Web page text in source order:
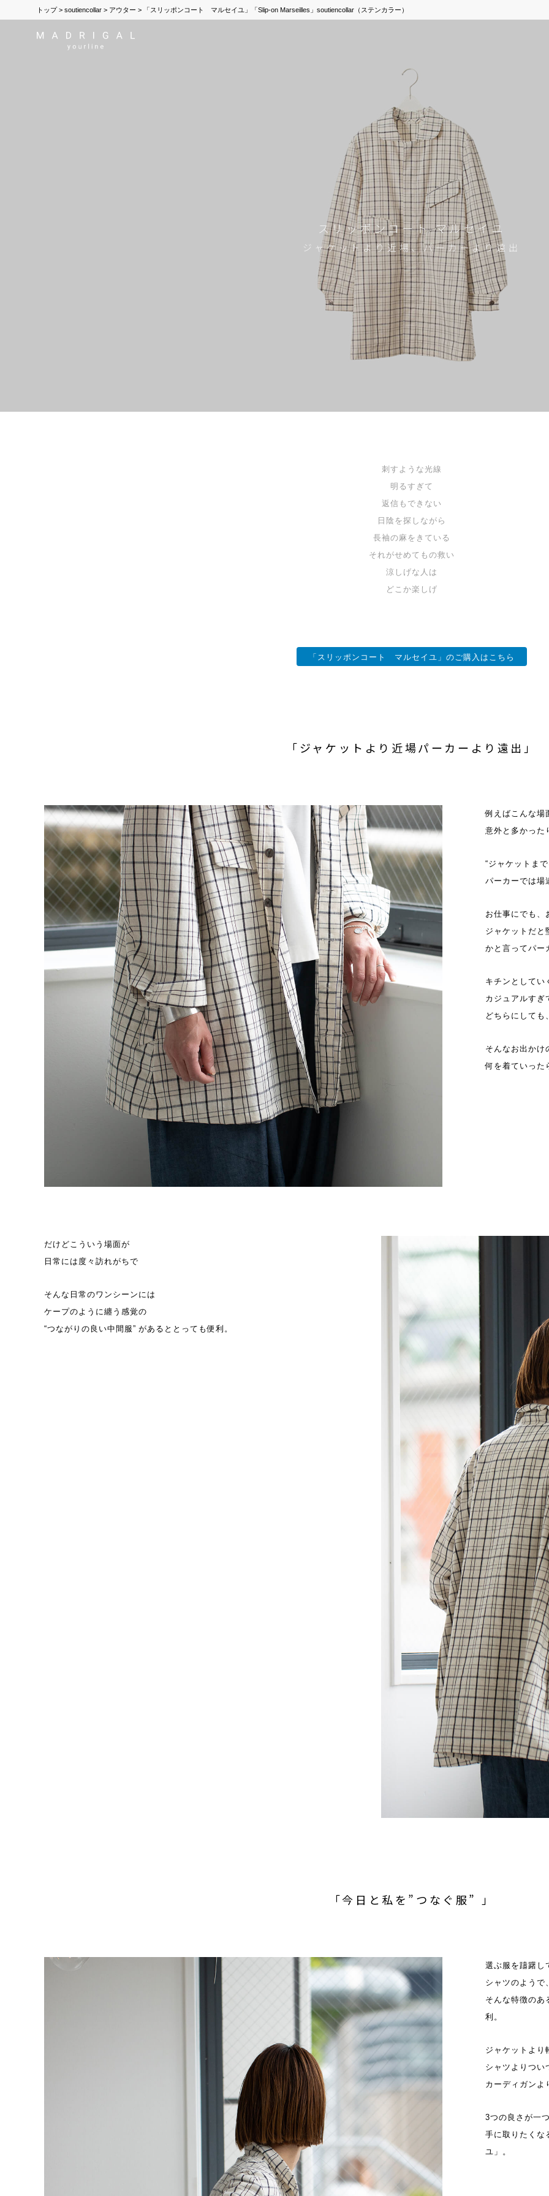
トップ soutiencollar アウター 「スリッポンコート マルセイユ」「Slip-on Marseilles」soutiencollar（ステンカラー）
スリッポンコート マルセイユ
ジャケットより近場、パーカーより遠出
刺すような光線
明るすぎて
返信もできない
日陰を探しながら
長袖の麻をきている
それがせめてもの救い
涼しげな人は
どこか楽しげ
「スリッポンコート マルセイユ」のご購入はこちら
「ジャケットより近場パーカーより遠出」
例えばこんな場
意外と多かった
“ジャケットま
パーカーでは場
お仕事にでも、
ジャケットだと
かと言ってパー
キチンとしてい
カジュアルすぎ
どちらにして
そんなお出かけ
何を着ていった
だけどこういう場面が
日常には度々訪れがちで
そんな日常のワンシーンには
ケープのように纏う感覚の
“つながりの良い中間服” があるととっても便利。
「今日と私を”つなぐ服” 」
選ぶ服を躊躇し
シャツのようで
そんな特徴のあ
利。
ジャケットより
シャツよりつい
カーディガンよ
3つの良さが一
手に取りたくな
ユ」。